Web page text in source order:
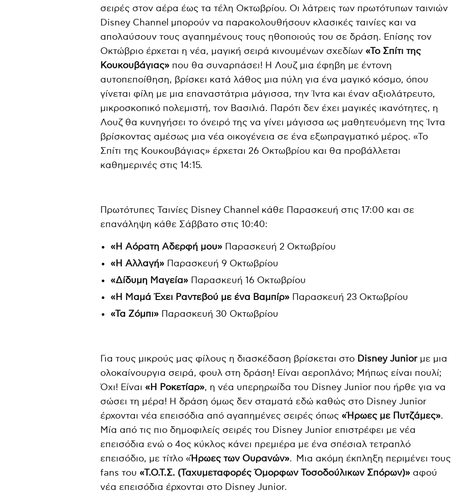
σειρές στον αέρα έως τα τέλη Οκτωβρίου. Οι λάτρεις των πρωτότυπων ταινιών
Disney Channel μπορούν να παρακολουθήσουν κλασικές ταινίες και να
απολαύσουν τους αγαπημένους τους ηθοποιούς του σε δράση. Επίσης τον
Οκτώβριο έρχεται η νέα, μαγική σειρά κινουμένων σχεδίων «Το Σπίτι της
Κουκουβάγιας» που θα συναρπάσει! Η Λουζ μια έφηβη με έντονη
αυτοπεποίθηση, βρίσκει κατά λάθος μια πύλη για ένα μαγικό κόσμο, όπου
γίνεται φίλη με μια επαναστάτρια μάγισσα, την Ίντα κaι έναν αξιολάτρευτο,
μικροσκοπικό πολεμιστή, τον Βασιλιά. Παρότι δεν έχει μαγικές ικανότητες, η
Λουζ θα κυνηγήσει το όνειρό της να γίνει μάγισσα ως μαθητευόμενη της Ίντα
βρίσκοντας αμέσως μια νέα οικογένεια σε ένα εξωπραγματικό μέρος. «Το
Σπίτι της Κουκουβάγιας» έρχεται 26 Οκτωβρίου και θα προβάλλεται
καθημερινές στις 14:15.
Πρωτότυπες Ταινίες Disney Channel κάθε Παρασκευή στις 17:00 και σε
επανάληψη κάθε Σάββατο στις 10:40:
«Η Αόρατη Αδερφή μου» Παρασκευή 2 Οκτωβρίου
«Η Αλλαγή» Παρασκευή 9 Οκτωβρίου
«Δίδυμη Μαγεία» Παρασκευή 16 Οκτωβρίου
«Η Μαμά Έχει Ραντεβού με ένα Βαμπίρ» Παρασκευή 23 Οκτωβρίου
«Τα Ζόμπι» Παρασκευή 30 Οκτωβρίου
Για τους μικρούς μας φίλους η διασκέδαση βρίσκεται στο Disney Juniorμε μια
ολοκαίνουργια σειρά, φουλ στη δράση! Είναι αεροπλάνο; Μήπως είναι πουλί;
Όχι! Είναι «Η Ροκετίαρ», η νέα υπερηρωίδα του Disney Junior που ήρθε για να
σώσει τη μέρα! Η δράση όμως δεν σταματά εδώ καθώς στο Disney Junior
έρχονται νέα επεισόδια από αγαπημένες σειρές όπως «Ήρωες με Πυτζάμες».
Μία από τις πιο δημοφιλείς σειρές του Disney Junior επιστρέφει με νέα
επεισόδια ενώ ο 4ος κύκλος κάνει πρεμιέρα με ένα σπέσιαλ τετραπλό
επεισόδιο, με τίτλο «Ήρωες των Ουρανών». Μια ακόμη έκπληξη περιμένει τους
fans του «Τ.Ο.Τ.Σ. (Ταχυμεταφορές Όμορφων Τοσοδούλικων Σπόρων)» αφού
νέα επεισόδια έρχονται στο Disney Junior.